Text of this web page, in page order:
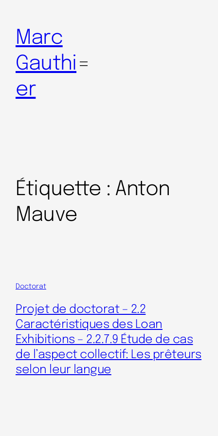
Marc
Gauthi
er
Étiquette : Anton
Mauve
Doctorat
Projet de doctorat – 2.2
Caractéristiques des Loan
Exhibitions – 2.2.7.9 Étude de cas
de l’aspect collectif: Les prêteurs
selon leur langue